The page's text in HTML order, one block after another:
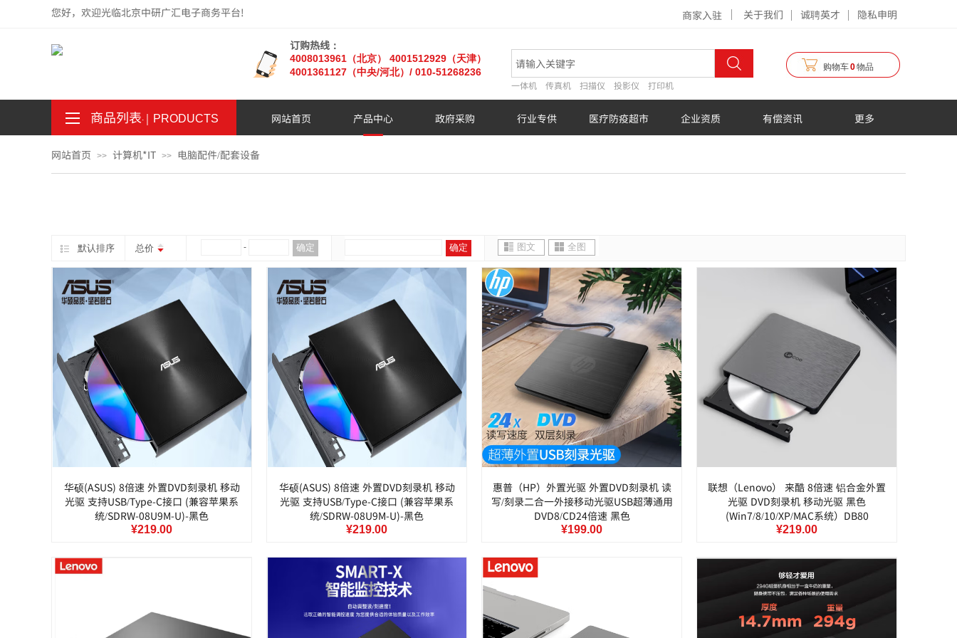
订购热线：
4008013961（北京） 4001512929（天津）
4001361127 （中央/河北） / 010-51268236
一体机 传真机 扫描仪 投影仪 打印机
关于我们 诚聘英才 隐私申明
您好，欢迎光临北京中研广汇电子商务平台!
购物车0物品
商家入驻
商品列表｜ PRODUCTS
.
。 网站首页 产品中心 政府采购 行业专供 医疗防疫超市 企业资质 有偿资讯 更多
网站首页 >> 计算机*IT >> 电脑配件/配套设备
默认排序 总价 - 确定 确定 图文 全图
华硕(ASUS) 8倍速 外置DVD刻录机 移动
光驱 支持USB/Type-C接口 (兼容苹果系
统/SDRW-08U9M-U)-黑色
¥219.00
华硕(ASUS) 8倍速 外置DVD刻录机 移动
光驱 支持USB/Type-C接口 (兼容苹果系
统/SDRW-08U9M-U)-黑色
¥219.00
惠普（HP）外置光驱 外置DVD刻录机 读
写/刻录二合一外接移动光驱USB超薄通用
DVD8/CD24倍速 黑色
¥199.00
联想（Lenovo） 来酷 8倍速 铝合金外置
光驱 DVD刻录机 移动光驱 黑色
(Win7/8/10/XP/MAC系统）DB80
¥219.00